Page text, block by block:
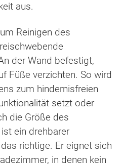
aus.
Reinigen des
der Wand befestigt,
Füße verzichten. So wird
zum hindernisfreien
setzt oder
die Größe des
ein drehbarer
richtige. Er eignet sich
in denen kein